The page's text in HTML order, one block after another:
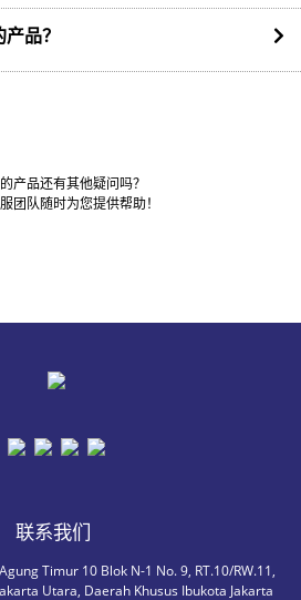
品？
产品还有其他疑问吗？
团队随时为您提供帮助！
联系我们
Agung Timur 10 Blok N-1 No. 9, RT.10/RW.11,
Utara, Daerah Khusus Ibukota Jakarta